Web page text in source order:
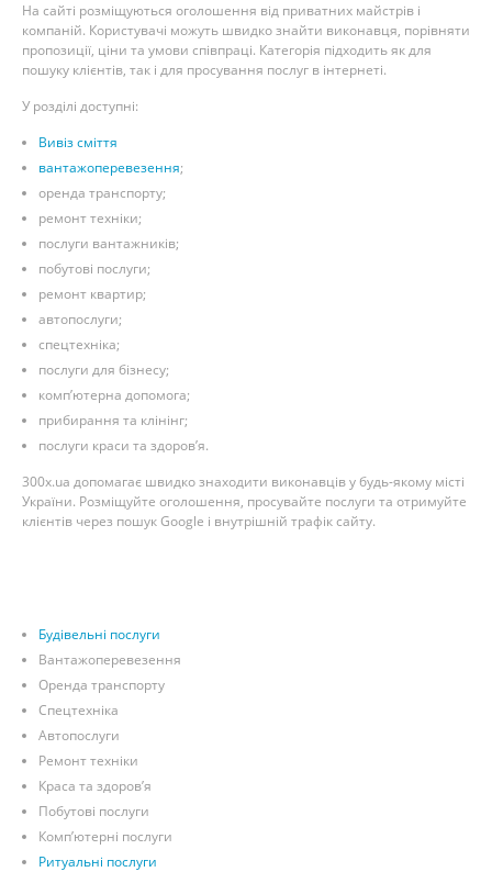
На сайті розміщуються оголошення від приватних майстрів і
компаній. Користувачі можуть швидко знайти виконавця, порівняти
пропозиції, ціни та умови співпраці. Категорія підходить як для
пошуку клієнтів, так і для просування послуг в інтернеті.
У розділі доступні:
Вивіз сміття
вантажоперевезення;
оренда транспорту;
ремонт техніки;
послуги вантажників;
побутові послуги;
ремонт квартир;
автопослуги;
спецтехніка;
послуги для бізнесу;
комп’ютерна допомога;
прибирання та клінінг;
послуги краси та здоров’я.
300x.ua допомагає швидко знаходити виконавців у будь-якому місті
України. Розміщуйте оголошення, просувайте послуги та отримуйте
клієнтів через пошук Google і внутрішній трафік сайту.
Будівельні послуги
Вантажоперевезення
Оренда транспорту
Спецтехніка
Автопослуги
Ремонт техніки
Краса та здоров’я
Побутові послуги
Комп’ютерні послуги
Ритуальні послуги